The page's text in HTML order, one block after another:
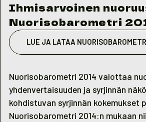
Ihmisarvoinen
Nuorisobarometri
LUE JA LATAA
Nuorisobarometri 2014 valottaa
yhdenvertaisuuden ja syrjinnän
kohdistuvan syrjinnän kokemukset
Nuorisobarometri 2014:n mukaan